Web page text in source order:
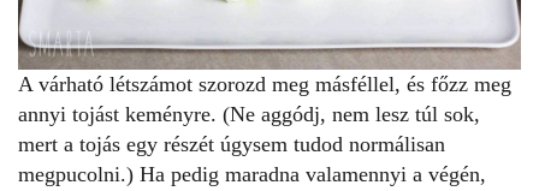
A várható létszámot szorozd meg másféllel, és főzz meg
annyi tojást keményre. (Ne aggódj, nem lesz túl sok,
mert a tojás egy részét úgysem tudod normálisan
megpucolni.) Ha pedig maradna valamennyi a végén,